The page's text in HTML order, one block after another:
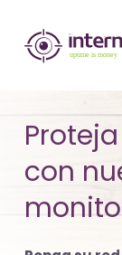
de
control
del
sitio
web
con